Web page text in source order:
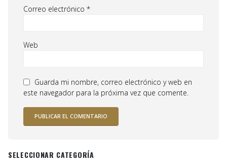
Correo electrónico *
Web
Guarda mi nombre, correo electrónico y web en
este navegador para la próxima vez que comente.
SELECCIONAR CATEGORÍA